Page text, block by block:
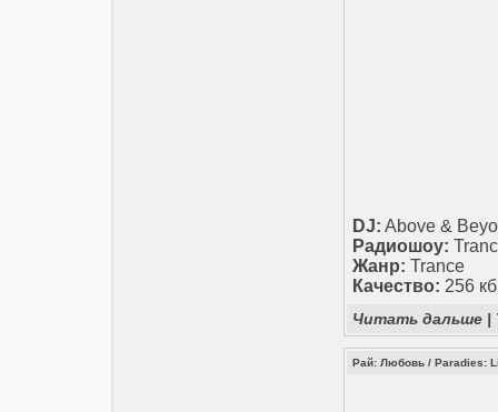
DJ: Above &
Радиошоу:
Жанр: Trance
Качество: 256
Читать дальше |
Рай: Любовь / Paradies: